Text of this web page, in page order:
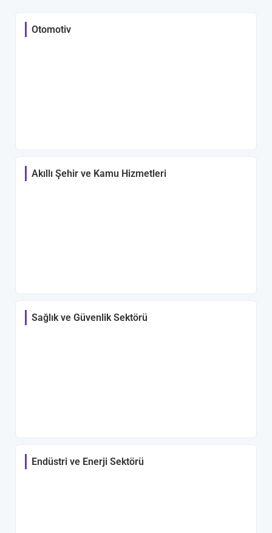
Otomotiv
Akıllı Şehir ve Kamu Hizmetleri
Sağlık ve Güvenlik Sektörü
Endüstri ve Enerji Sektörü